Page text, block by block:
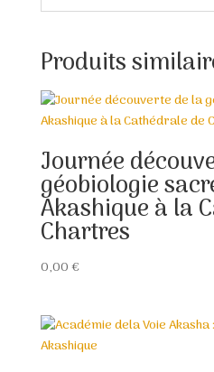
Produits
Journée
géobiologie
Akashique à la
Chartres
0,00€